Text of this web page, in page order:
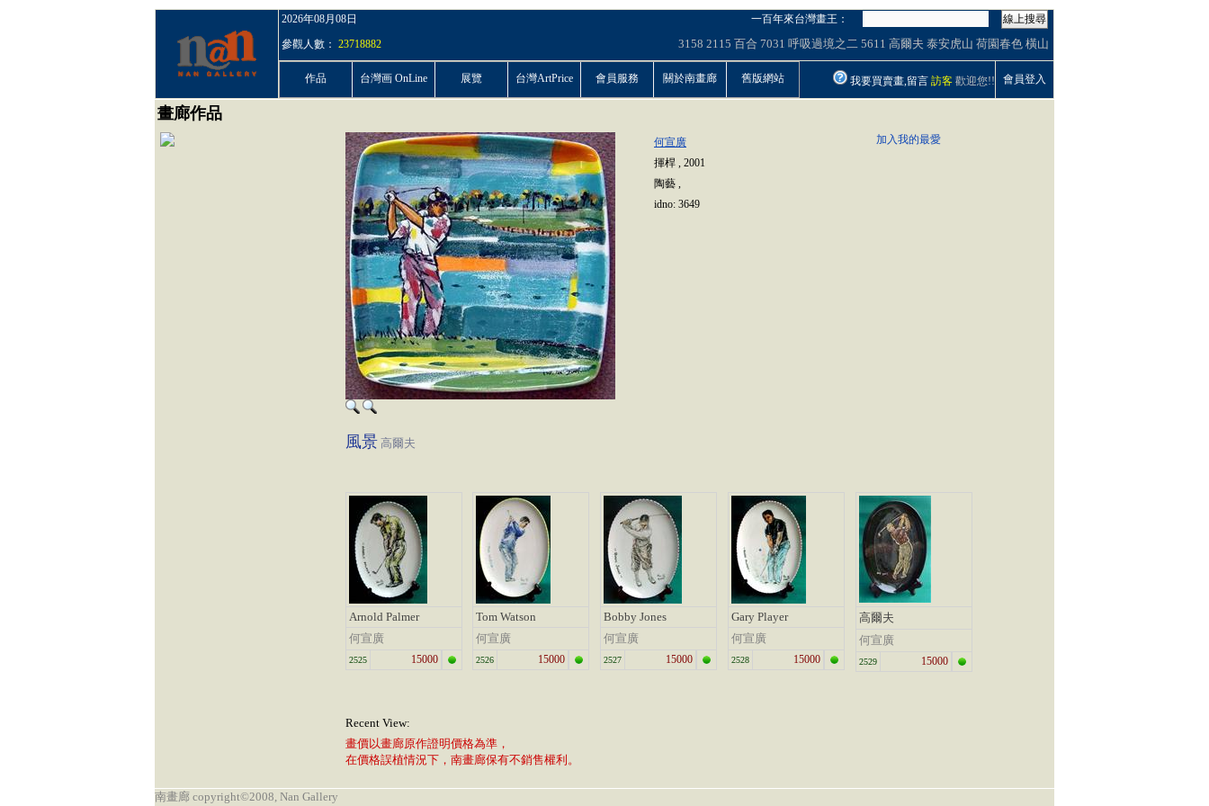
2026年08月08日 一百年來台灣畫王：
線上搜尋
參觀人數： 23718882 3158 2115 百合 7031 呼吸過境之二 5611 高爾夫 泰安虎山 荷園春色 橫山
作品 台灣画 OnLine 展覽 台灣ArtPrice 會員服務 關於南畫廊 舊版網站 我要買賣畫,留言 訪客 歡迎您!! 會員登入
畫廊作品
何宣廣
揮桿 , 2001
陶藝 ,
idno: 3649
加入我的最愛
風景 高爾夫
Arnold Palmer
何宣廣
2525 15000
Tom Watson
何宣廣
2526 15000
Bobby Jones
何宣廣
2527 15000
Gary Player
何宣廣
2528 15000
高爾夫
何宣廣
2529 15000
Recent View:
畫價以畫廊原作證明價格為準，
在價格誤植情況下，南畫廊保有不銷售權利。
南畫廊 copyright©2008, Nan Gallery